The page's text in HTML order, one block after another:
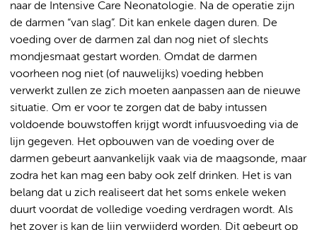
naar de Intensive Care Neonatologie. Na de operatie zijn
de darmen “van slag”. Dit kan enkele dagen duren. De
voeding over de darmen zal dan nog niet of slechts
mondjesmaat gestart worden. Omdat de darmen
voorheen nog niet (of nauwelijks) voeding hebben
verwerkt zullen ze zich moeten aanpassen aan de nieuwe
situatie. Om er voor te zorgen dat de baby intussen
voldoende bouwstoffen krijgt wordt infuusvoeding via de
lijn gegeven. Het opbouwen van de voeding over de
darmen gebeurt aanvankelijk vaak via de maagsonde, maar
zodra het kan mag een baby ook zelf drinken. Het is van
belang dat u zich realiseert dat het soms enkele weken
duurt voordat de volledige voeding verdragen wordt. Als
het zover is kan de lijn verwijderd worden. Dit gebeurt op